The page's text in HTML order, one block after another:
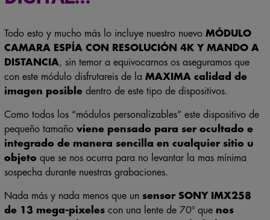
CAMARA ESPÍA CON RESOLUCIÓN 4K Y MANDO A
DISTANCIA, sin temor a equivocarnos os aseguramos que
con este módulo disfrutareis de laMAXIMA calidad de
imagen posibledentro de este tipo de dispositivos.
pequeño tamaño viene pensado para ser ocultado e
integrado de manera sencilla en cualquier sitio u
objetoque se nos ocurra para no levantar la mas mínima
sospecha durante nuestras grabaciones.
de 13 mega-pixelesconuna lente de 70º quenos
permitirá resoluciones ULTRA HD o 4k de hasta: